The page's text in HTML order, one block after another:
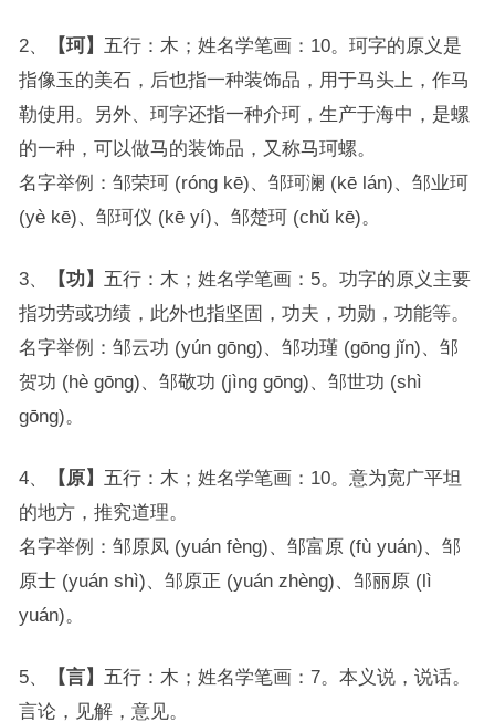
2、 【珂】 五行：木；姓名学笔画：10。珂字的原义是
指像玉的美石，后也指一种装饰品，用于马头上，作马
勒使用。另外、珂字还指一种介珂，生产于海中，是螺
的一种，可以做马的装饰品，又称马珂螺。
名字举例：邹荣珂 (róng kē)、邹珂澜 (kē lán)、邹业珂
(yè kē)、邹珂仪 (kē yí)、邹楚珂 (chǔ kē)。
3、 【功】 五行：木；姓名学笔画：5。功字的原义主要
指功劳或功绩，此外也指坚固，功夫，功勋，功能等。
名字举例：邹云功 (yún gōng)、邹功瑾 (gōng jǐn)、邹
贺功 (hè gōng)、邹敬功 (jìng gōng)、邹世功 (shì
gōng)。
4、 【原】 五行：木；姓名学笔画：10。意为宽广平坦
的地方，推究道理。
名字举例：邹原凤 (yuán fèng)、邹富原 (fù yuán)、邹
原士 (yuán shì)、邹原正 (yuán zhèng)、邹丽原 (lì
yuán)。
5、 【言】 五行：木；姓名学笔画：7。本义说，说话。
言论，见解，意见。